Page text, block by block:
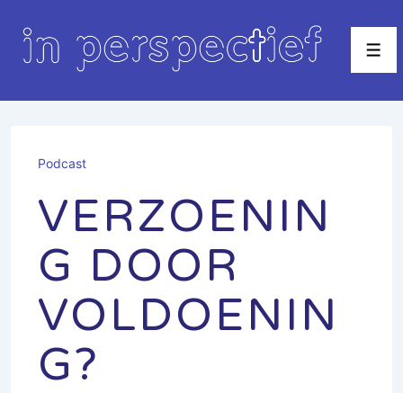
Doorgaan
naar
Podcast
VERZOENIN
G DOOR
VOLDOENIN
G?